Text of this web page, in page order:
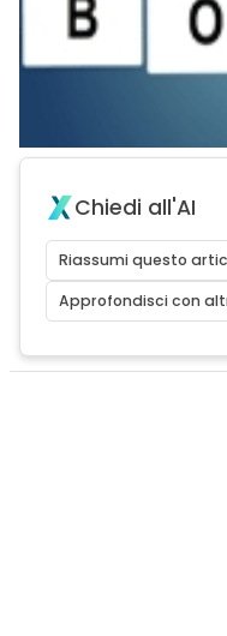
Chiedi all'AI
Riassumi questo
Approfondisci con